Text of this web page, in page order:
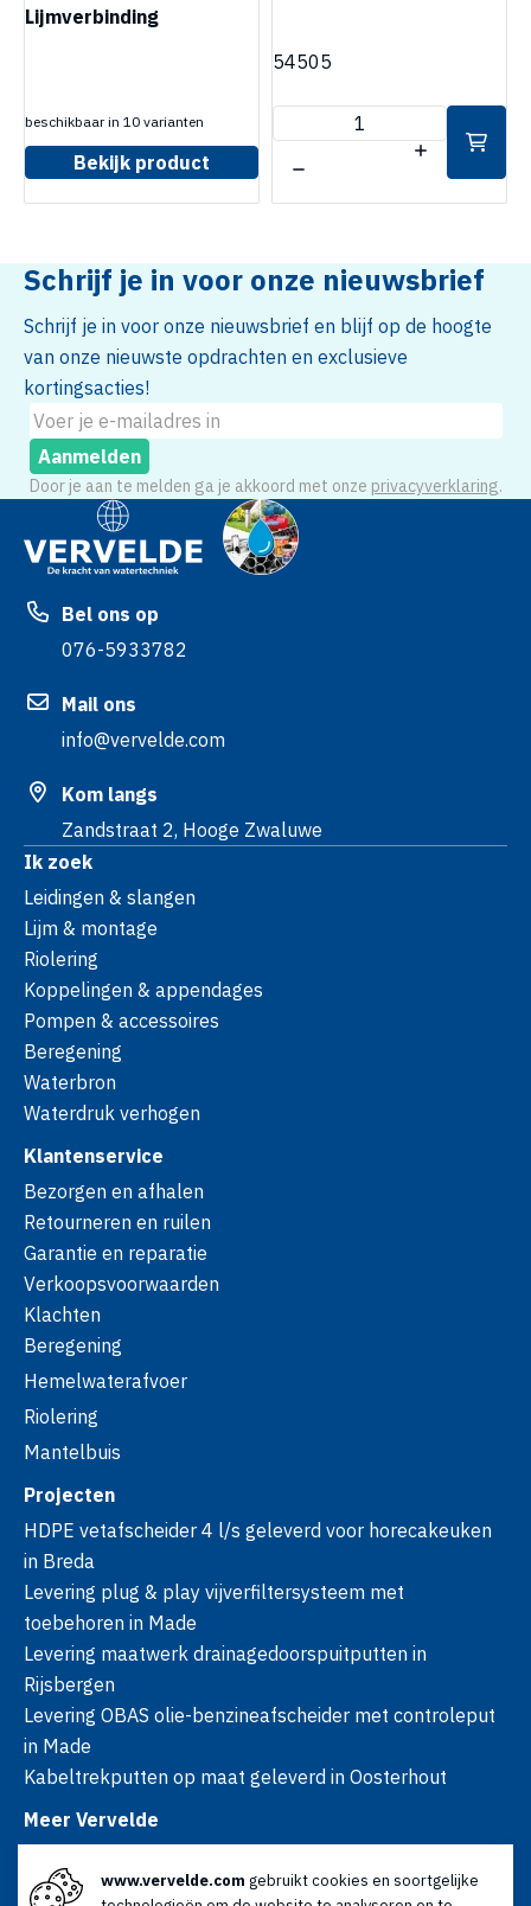
Lijmverbinding
beschikbaar in 10 varianten
Bekijk product
54505
Schrijf je in voor onze nieuwsbrief
Schrijf je in voor onze nieuwsbrief en blijf op de hoogte
van onze nieuwste opdrachten en exclusieve
kortingsacties!
Aanmelden
Door je aan te melden ga je akkoord met onze privacyverklaring.
Bel ons op
076-5933782
Mail ons
info@vervelde.com
Kom langs
Zandstraat 2, Hooge Zwaluwe
Ik zoek
Leidingen & slangen
Lijm & montage
Riolering
Koppelingen & appendages
Pompen & accessoires
Beregening
Waterbron
Waterdruk verhogen
Klantenservice
Bezorgen en afhalen
Retourneren en ruilen
Garantie en reparatie
Verkoopsvoorwaarden
Klachten
Beregening
Hemelwaterafvoer
Riolering
Mantelbuis
Projecten
HDPE vetafscheider 4 l/s geleverd voor horecakeuken
in Breda
Levering plug & play vijverfiltersysteem met
toebehoren in Made
Levering maatwerk drainagedoorspuitputten in
Rijsbergen
Levering OBAS olie-benzineafscheider met controleput
in Made
Kabeltrekputten op maat geleverd in Oosterhout
Meer Vervelde
Nieuws
www.vervelde.com gebruikt cookies en soortgelijke